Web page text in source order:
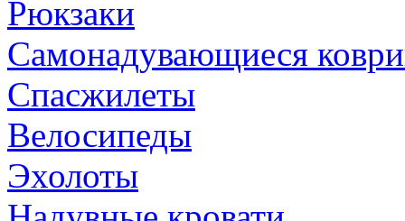
Рюкзаки
Самонадувающиеся
Спасжилеты
Велосипеды
Эхолоты